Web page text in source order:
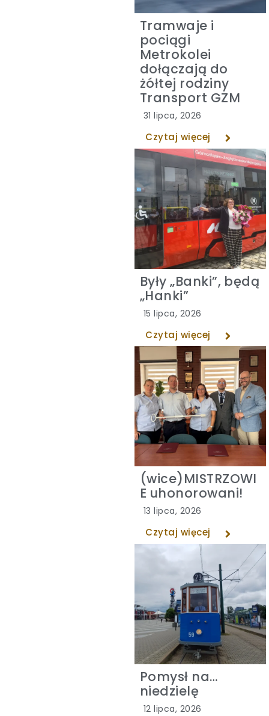
Tramwaje i
pociągi
Metrokolei
dołączają do
żółtej rodziny
Transport GZM
31 lipca, 2026
Czytaj więcej
Były „Banki”, będą
„Hanki”
15 lipca, 2026
Czytaj więcej
(wice)MISTRZOWI
E uhonorowani!
13 lipca, 2026
Czytaj więcej
Pomysł na…
niedzielę
12 lipca, 2026